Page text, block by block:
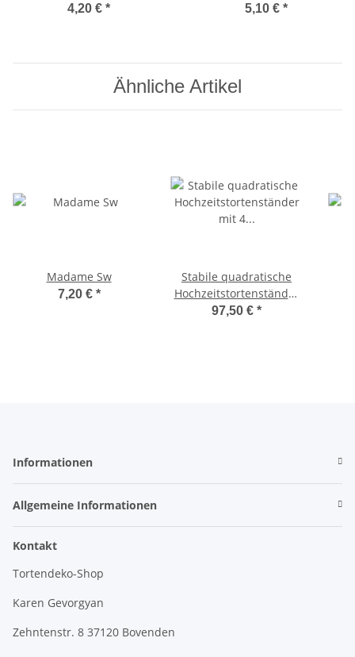
4,20 € * 5,10 € *
Ähnliche Artikel
Madame Sw
7,20 € *
Stabile quadratische
Hochzeitstortenständer
mit 4 Platten
97,50 € *
Informationen
Allgemeine Informationen
Kontakt
Tortendeko-Shop
Karen Gevorgyan
Zehntenstr. 8 37120 Bovenden